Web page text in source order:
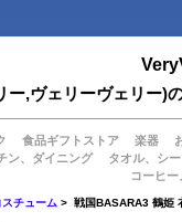
ー,ヴェリーヴェリー)
食品ギフトストア 楽器
ン、ダイニング
タオル、シ
コーヒ
スチューム > 戦国BASARA3 鶴姫